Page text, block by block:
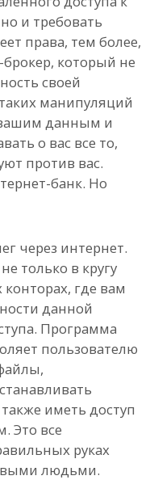
и требовать
права, тем более,
который не
своей
манипуляций
данным и
о вас все то,
против вас.
банк. Но
через интернет.
только в кругу
конторах, где вам
данной
Программа
пользователю
иметь доступ
Это все
руках
людьми.